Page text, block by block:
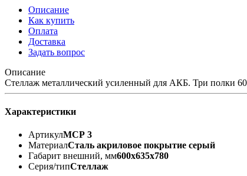
Описание
Как купить
Оплата
Доставка
Задать вопрос
Описание
Стеллаж металлический усиленный для АКБ. Три полки
Характеристики
АртикулМСР 3
МатериалСталь акриловое покрытие серый
Габарит внешний, мм600х635х780
Серия/типСтеллаж